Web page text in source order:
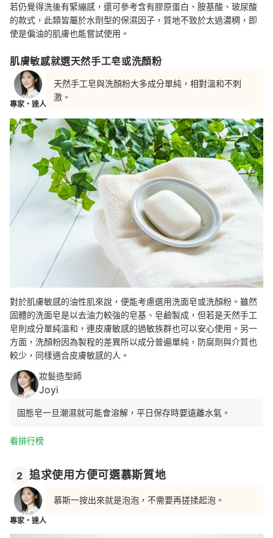
若仍覺得洗後有緊繃感，還可參考含有膠原蛋白、胺基酸、玻尿酸
的款式，此類皆屬於水劑型的保濕因子，質地不致於太過濃稠，即
使是偏油的肌膚也能嘗試使用 。
肌膚敏感就選天然手工皂或洗顏粉
專家・達人
天然手工皂與洗顏粉大多成分單純，相對溫和不刺
激。
對於肌膚敏感的油性肌來說，便能考慮選用洗面皂或洗顏粉。 雖然
固體的洗面皂是以去油力較強的皂基、皂鹼製成，但若是天然手工
皂則成分單純溫和，連皮膚敏感的過敏族群也可以安心使用。 另一
方面， 洗顏粉因為製程的差異所以成分普遍單純，防腐劑與介質也
較少，同樣適合皮膚敏感的人。
妝髮造型師
Joyi
固態皂一旦潮濕就可能會溶解，平日保存時要遠離水氣。
看排行榜
2 追求使用方便可選慕斯質地
專家・達人
慕斯一按出來就是泡泡，不需要再搓揉起泡。